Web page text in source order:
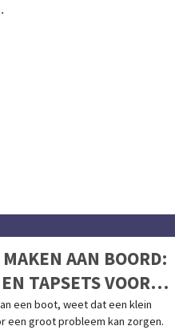
AAN BOORD:
TAPSETS VOOR
een boot, weet dat een klein
een groot probleem kan zorgen.